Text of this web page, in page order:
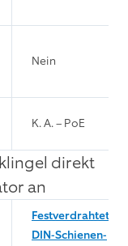
Nein
K. A. – PoE
direkt
an
Festverdrahteter
DIN-Schienen-